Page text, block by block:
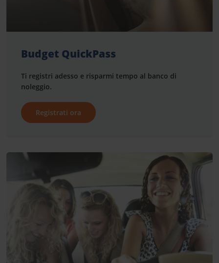
Budget QuickPass
Ti registri adesso e risparmi tempo al banco di
noleggio.
Registrati ora